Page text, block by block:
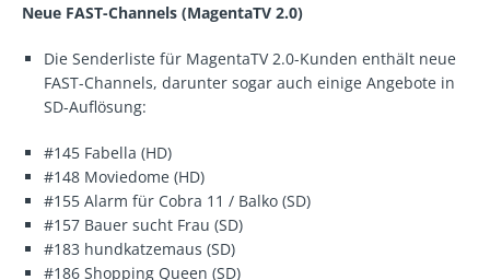
Neue FAST-Channels (MagentaTV 2.0)
Die Senderliste für MagentaTV 2.0-Kunden enthält neue
FAST-Channels, darunter sogar auch einige Angebote in
SD-Auflösung:
#145 Fabella (HD)
#148 Moviedome (HD)
#155 Alarm für Cobra 11 / Balko (SD)
#157 Bauer sucht Frau (SD)
#183 hundkatzemaus (SD)
#186 Shopping Queen (SD)